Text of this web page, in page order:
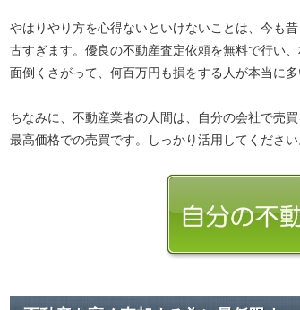
やはりやり方を心得ないといけないことは、今も
古すぎます。優良の不動産査定依頼を無料で行い
面倒くさがって、何百万円も損をする人が本当に
ちなみに、不動産業者の人間は、自分の会社で売
最高価格での売買です。しっかり活用してください